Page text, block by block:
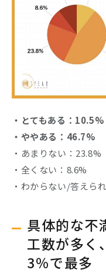
・とてもある：10.5%
・ややある：46.7%
・あまりない：23.8%
・全くない：8.6%
・わからない/答えら
具体的な不
工数が多く
3％で最多